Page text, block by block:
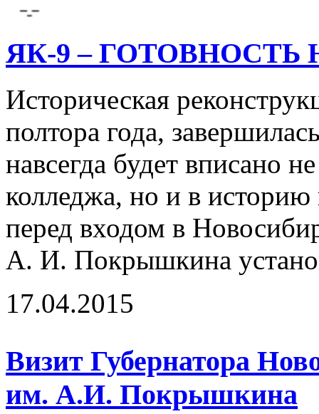
ЯК-9 –
Историческая
полтора года,
навсегда будет вписано
колледжа, но и в историю
перед входом в
А. И. Покрышкина
17.04.2015
Визит Губернатора
им. А.И. Покрышкина